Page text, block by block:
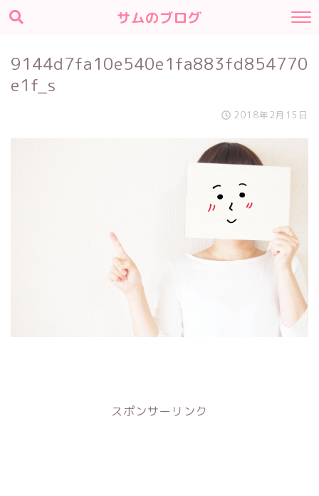
サムのブログ
9144d7fa10e540e1fa883fd854770
e1f_s
2018年2月15日
スポンサーリンク